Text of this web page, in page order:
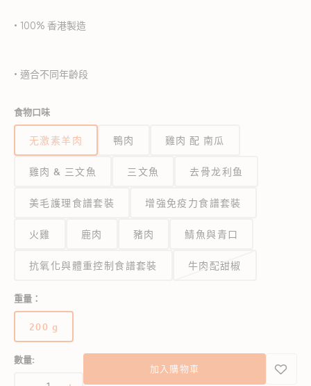
• 100% 香港製造
• 適合不同年齡段
食物口味
无激素羊肉 鴨肉 雞肉 配 南瓜
雞肉 & 三文魚 三文魚 去骨龙利鱼
美毛護理食譜套裝 增強免疫力食譜套裝
火雞 鹿肉 豬肉 鯖魚與青口
抗氧化與體重控制食譜套裝 牛肉配甜椒
重量：
200 g
版
數量:
加入購物車